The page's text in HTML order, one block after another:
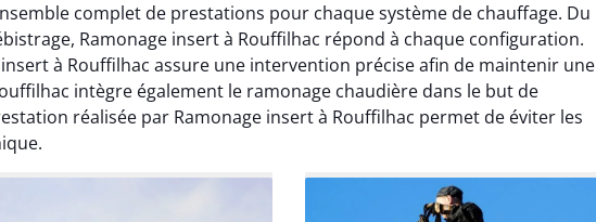
complet de prestations pour chaque système de chauffage. Du
Ramonage insert à Rouffilhac répond à chaque configuration.
à Rouffilhac assure une intervention précise afin de maintenir une
intègre également le ramonage chaudière dans le but de
réalisée par Ramonage insert à Rouffilhac permet de éviter les
14 juin 2025